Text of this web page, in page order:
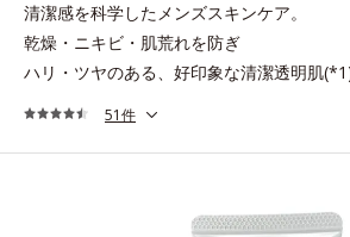
清潔感を科学したメンズスキンケア。
乾燥・ニキビ・肌荒れを防ぎ
ハリ・ツヤのある、好印象な清潔透明肌
51件